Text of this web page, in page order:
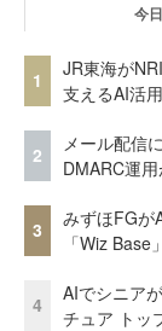
今日
1
JR東海が
支えるAI活
2
メール配信
DMARC運
3
みずほFGが
「Wiz
4
AIでシニア
チュア トッ